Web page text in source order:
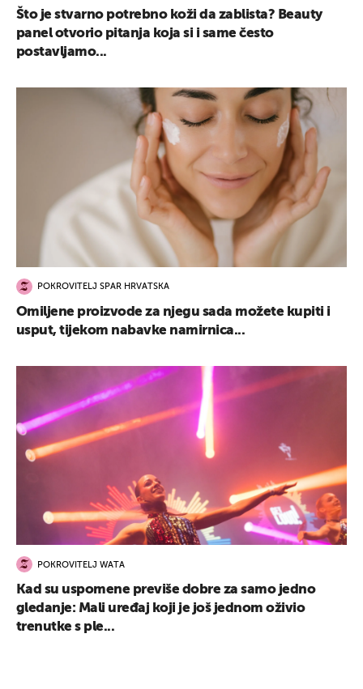
Što je stvarno potrebno koži da zablista? Beauty
panel otvorio pitanja koja si i same često
postavljamo...
POKROVITELJ SPAR HRVATSKA
Omiljene proizvode za njegu sada možete kupiti i
usput, tijekom nabavke namirnica...
POKROVITELJ WATA
Kad su uspomene previše dobre za samo jedno
gledanje: Mali uređaj koji je još jednom oživio
trenutke s ple...